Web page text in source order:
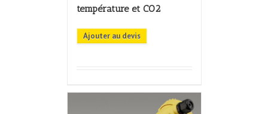
température et CO2
Ajouter au devis